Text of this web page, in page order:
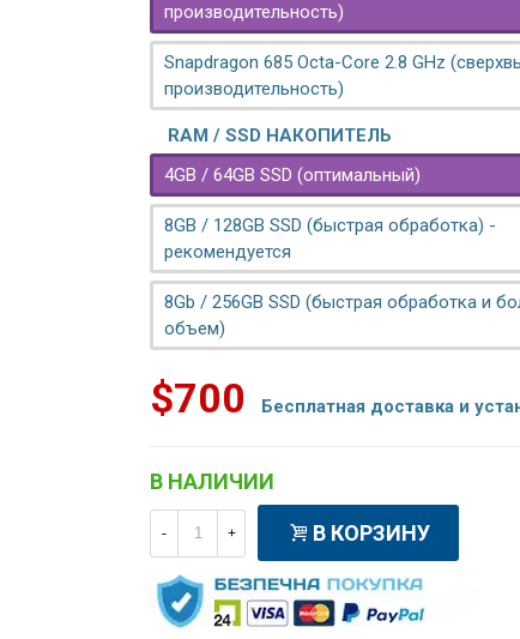
производительность)
Snapdragon 685 Octa-Core 2.8 GHz
производительность)
RAM / SSD НАКОПИТЕЛЬ
4GB / 64GB SSD (оптимальный)
8GB / 128GB SSD (быстрая обработка) -
рекомендуется
8Gb / 256GB SSD (быстрая обработка и
объем)
$700 Бесплатная доставка и
В НАЛИЧИИ
- + В КОРЗИНУ